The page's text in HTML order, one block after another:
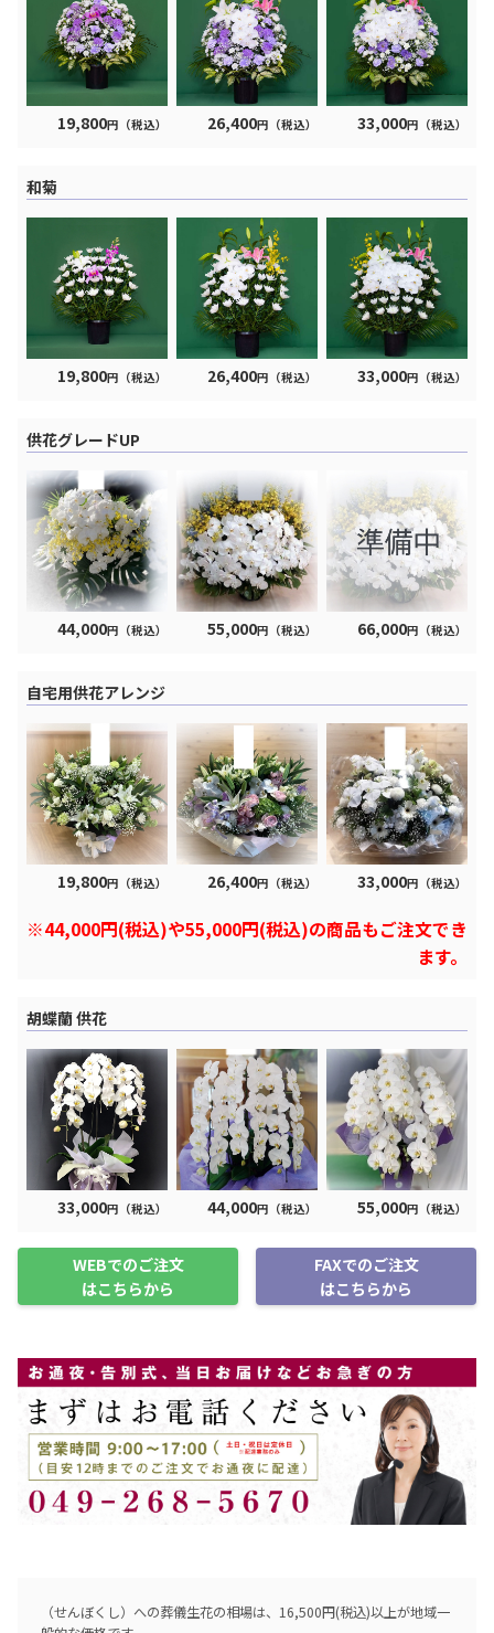
19,800円（税込） 26,400円（税込） 33,000円（税込）
和菊
19,800円（税込） 26,400円（税込） 33,000円（税込）
供花グレードUP
44,000円（税込） 55,000円（税込） 66,000円（税込）
自宅用供花アレンジ
19,800円（税込） 26,400円（税込） 33,000円（税込）
※44,000円(税込)や55,000円(税込)の商品もご注文でき
ます。
胡蝶蘭 供花
33,000円（税込） 44,000円（税込） 55,000円（税込）
WEBでのご注文
はこちらから
FAXでのご注文
はこちらから
（せんぼくし）への葬儀生花の相場は、16,500円(税込)以上が地域一